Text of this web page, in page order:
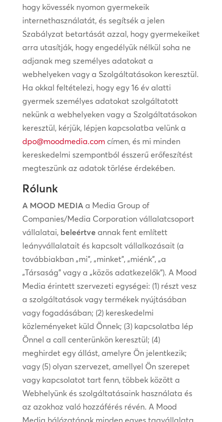
hogy kövessék nyomon gyermekeik
internethasználatát, és segítsék a jelen
Szabályzat betartását azzal, hogy gyermekeiket
arra utasítják, hogy engedélyük nélkül soha ne
adjanak meg személyes adatokat a
webhelyeken vagy a Szolgáltatásokon keresztül.
Ha okkal feltételezi, hogy egy 16 év alatti
gyermek személyes adatokat szolgáltatott
nekünk a webhelyeken vagy a Szolgáltatásokon
keresztül, kérjük, lépjen kapcsolatba velünk a
dpo@moodmedia.comcímen, és mi minden
kereskedelmi szempontból ésszerű erőfeszítést
megteszünk az adatok törlése érdekében.
Rólunk
A MOOD MEDIAa Media Group of
Companies/Media Corporation vállalatcsoport
vállalatai, beleértveannak fent említett
leányvállalatait és kapcsolt vállalkozásait (a
továbbiakban „mi”, „minket”, „miénk”, „a
„Társaság” vagy a „közös adatkezelők”). A Mood
Media érintett szervezeti egységei: (1) részt vesz
a szolgáltatások vagy termékek nyújtásában
vagy fogadásában; (2) kereskedelmi
közleményeket küld Önnek; (3) kapcsolatba lép
Önnel a call centerünkön keresztül; (4)
meghirdet egy állást, amelyre Ön jelentkezik;
vagy (5) olyan szervezet, amellyel Ön szerepet
vagy kapcsolatot tart fenn, többek között a
Webhelyünk és szolgáltatásaink használata és
az azokhoz való hozzáférés révén. A Mood
Media hálózatának minden egyes tagvállalata